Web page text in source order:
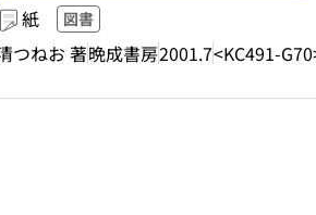
紙 図書
つねお 著晩成書房2001.7<KC491-